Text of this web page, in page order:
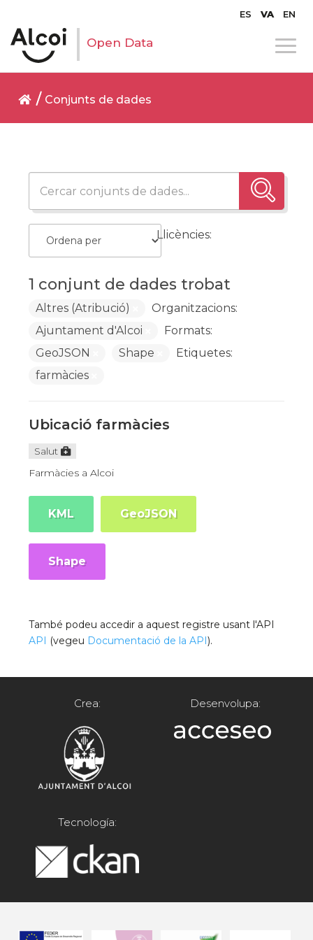
ES VA EN
Open Data
Conjunts de dades
1 conjunt de dades trobat
Llicències:
Altres (Atribució)
Organitzacions:
Ajuntament d'Alcoi
Formats:
GeoJSON
Shape
Etiquetes:
farmàcies
Ubicació farmàcies
Salut
Farmàcies a Alcoi
KML GeoJSON
Shape
També podeu accedir a aquest registre usant l'API
API (vegeu Documentació de la API).
Crea: Desenvolupa:
Tecnología: